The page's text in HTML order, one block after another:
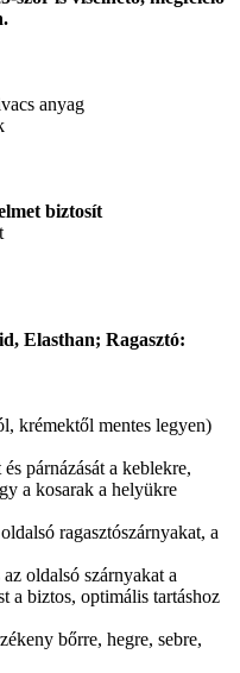
anyag
biztosít
Elasthan; Ragasztó:
krémektől mentes legyen)
párnázását a keblekre,
a kosarak a helyükre
ragasztószárnyakat, a
oldalsó szárnyakat a
a biztos, optimális tartáshoz
bőrre, hegre, sebre,